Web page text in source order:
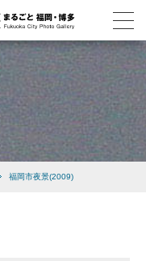
福岡市夜景(2009)